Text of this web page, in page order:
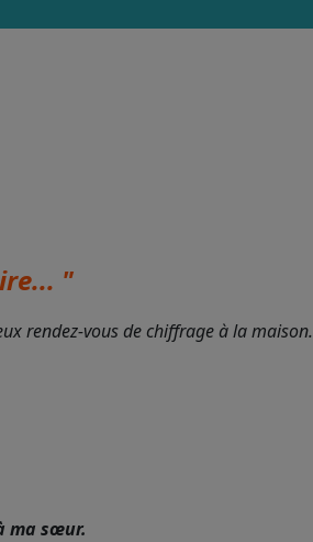
"
rendez-vous de chiffrage à la maison.
ma sœur.